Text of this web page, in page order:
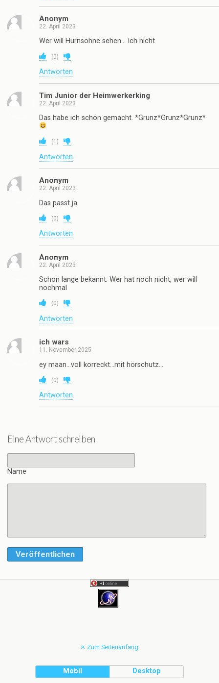
Anonym
22. April 2023
Wer will Hurnsöhne sehen… Ich nicht
(0)
Antworten
Tim Junior der Heimwerkerking
22. April 2023
Das habe ich schön gemacht. *Grunz*Grunz*Grunz*
(1 )
Antworten
Anonym
22. April 2023
Das passt ja
(0)
Antworten
Anonym
22. April 2023
Schon lange bekannt. Wer hat noch nicht, wer will
nochmal
(0)
Antworten
ich wars
11. November 2025
ey maan…voll korreckt…mit hörschutz…
(0)
Antworten
Eine Antwort schreiben
Name
Veröffentlichen
Zum Seitenanfang
Mobil Desktop